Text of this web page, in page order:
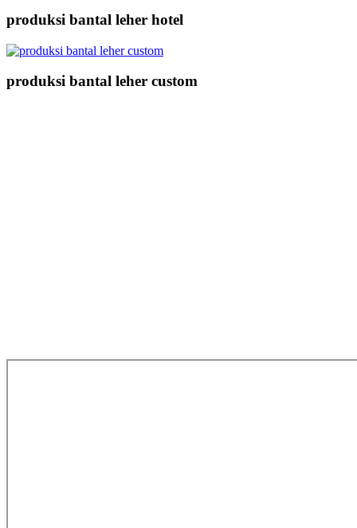
produksi bantal leher hotel
produksi bantal leher custom